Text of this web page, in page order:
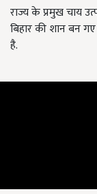
राज्य के प्रमुख चाय
बिहार की शान बन
है.